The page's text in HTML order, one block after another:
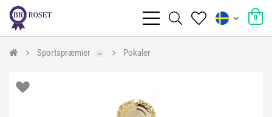
0
Sportspræmier Pokaler